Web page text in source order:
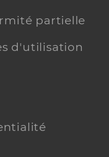
partielle
d'utilisation